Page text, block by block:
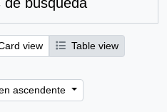
view
Table view
ascendente